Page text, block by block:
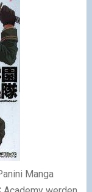
Manga